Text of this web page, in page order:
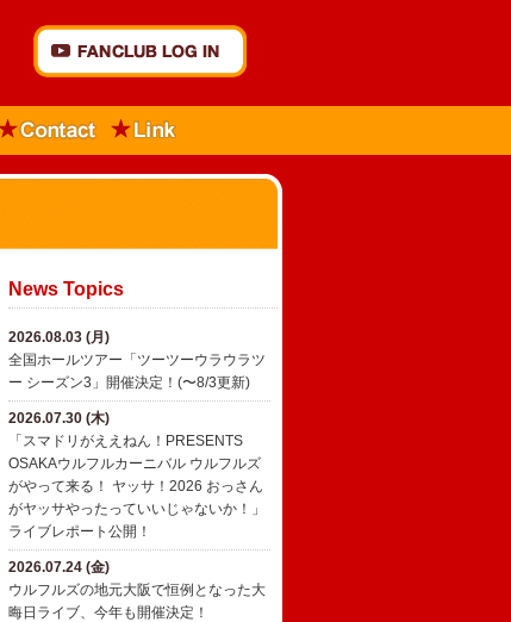
News Topics
2026.08.03 (月)
全国ホールツアー「ツーツーウラウラツ
ー シーズン3」開催決定！(〜8/3更新)
2026.07.30 (木)
「スマドリがええねん！PRESENTS
OSAKAウルフルカーニバル ウルフルズ
がやって来る！ ヤッサ！2026 おっさん
がヤッサやったっていいじゃないか！」
ライブレポート公開！
2026.07.24 (金)
ウルフルズの地元大阪で恒例となった大
晦日ライブ、今年も開催決定！